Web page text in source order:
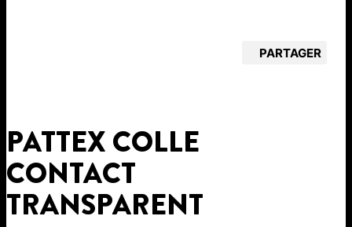
PARTAGER
PATTEX COLLE
CONTACT
TRANSPARENT